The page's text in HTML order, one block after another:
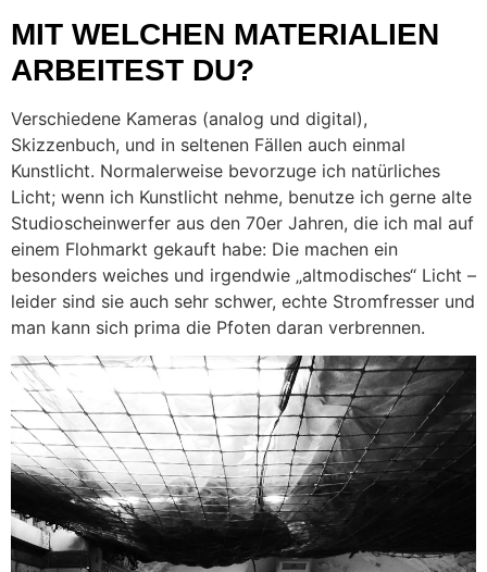
MIT WELCHEN MATERIALIEN
ARBEITEST DU?
Verschiedene Kameras (analog und digital),
Skizzenbuch, und in seltenen Fällen auch einmal
Kunstlicht. Normalerweise bevorzuge ich natürliches
Licht; wenn ich Kunstlicht nehme, benutze ich gerne alte
Studioscheinwerfer aus den 70er Jahren, die ich mal auf
einem Flohmarkt gekauft habe: Die machen ein
besonders weiches und irgendwie „altmodisches“ Licht –
leider sind sie auch sehr schwer, echte Stromfresser und
man kann sich prima die Pfoten daran verbrennen.